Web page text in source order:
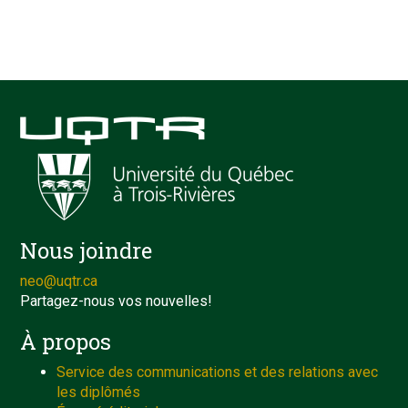
Nous joindre
neo@uqtr.ca
Partagez-nous vos nouvelles!
À propos
Service des communications et des relations avec
les diplômés